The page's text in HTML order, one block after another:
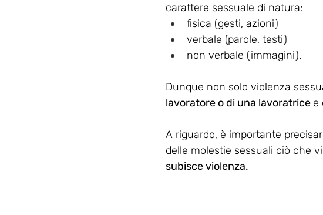
carattere sessuale di natura:
fisica (gesti, azioni)
verbale (parole, testi)
non verbale (immagini).
Dunque non solo violenza
lavoratore o di una lavoratrice e
A riguardo, è importante
delle molestie sessuali ciò che
subisce violenza.